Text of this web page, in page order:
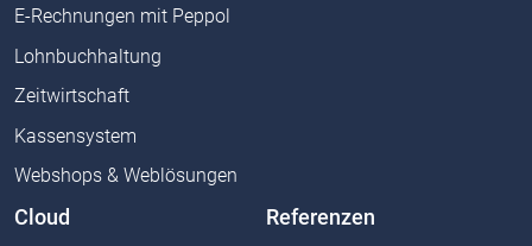
E-Rechnungen mit Peppol
Lohnbuchhaltung
Zeitwirtschaft
Kassensystem
Webshops & Weblösungen
Cloud Referenzen